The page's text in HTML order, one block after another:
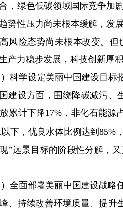
，绿色低碳领域国际竞争加
势性压力尚未根本缓解，发
风险态势尚未根本改变。
产力稳步发展，科技创新厚
学设定美丽中国建设目标指
建设方面，围绕降碳减污、
累计下降17%，非化石能源
下，优良水体比例达到85%
”远景目标的阶段性分解，
面部署美丽中国建设战略任
、持续改善环境质量、提升